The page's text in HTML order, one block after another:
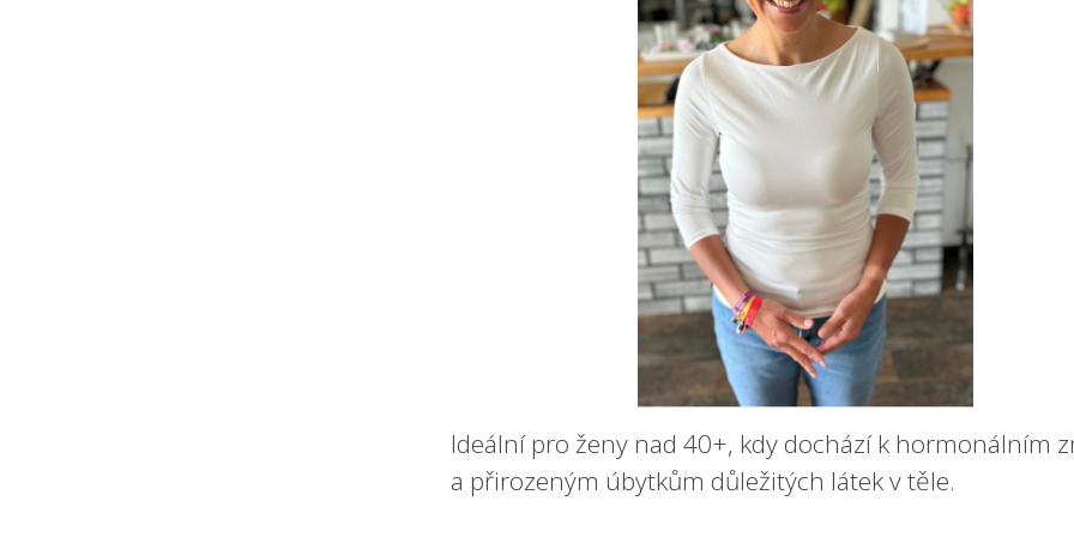
Ideální pro ženy nad 40+, kdy dochází k hormonálním
a přirozeným úbytkům důležitých látek v těle.